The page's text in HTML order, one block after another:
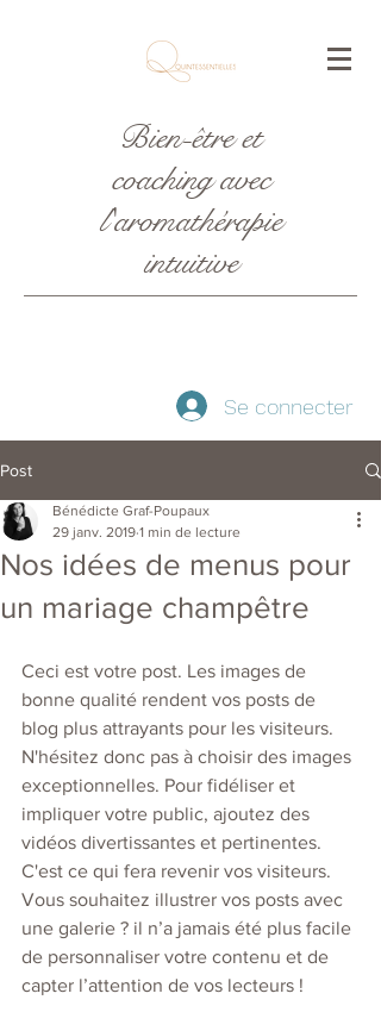
Bien-être et
coaching avec
l'aromathérapie
intuitive
Se connecter
Post
Nos idées de menus pour
un mariage champêtre
Bénédicte Graf-Poupaux
29 janv. 2019 1 min de lecture
Ceci est votre post. Les images de
bonne qualité rendent vos posts de
blog plus attrayants pour les visiteurs.
N'hésitez donc pas à choisir des images
exceptionnelles. Pour fidéliser et
impliquer votre public, ajoutez des
vidéos divertissantes et pertinentes.
C'est ce qui fera revenir vos visiteurs.
Vous souhaitez illustrer vos posts avec
une galerie ? il n’a jamais été plus facile
de personnaliser votre contenu et de
capter l’attention de vos lecteurs !